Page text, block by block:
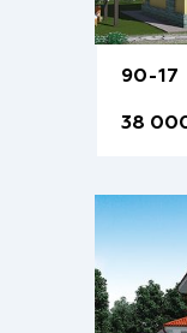
90-17
38